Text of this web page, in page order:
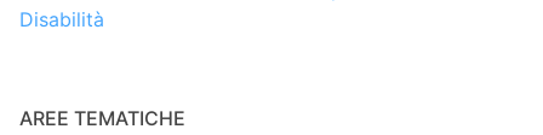
Disabilità
AREE TEMATICHE